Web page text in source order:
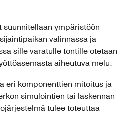
suunnitellaan ympäristöön
valinnassa ja
sille varatulle tontille otetaan
aiheutuva melu.
eri komponenttien mitoitus ja
simulointien tai laskennan
tulee toteuttaa